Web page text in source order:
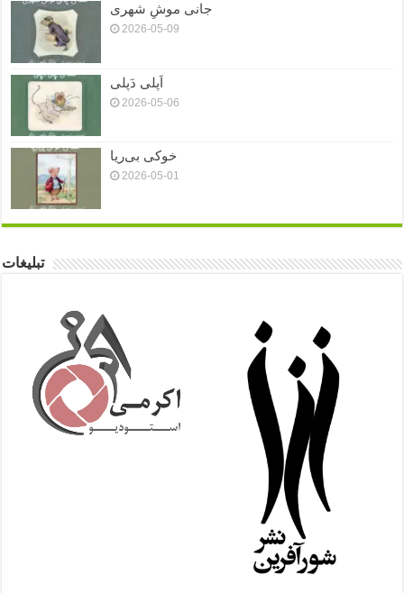
جانی موشِ شهری
2026-05-09
اَپلی دَپلی
2026-05-06
خوکی بی‌ریا
2026-05-01
تبلیغات